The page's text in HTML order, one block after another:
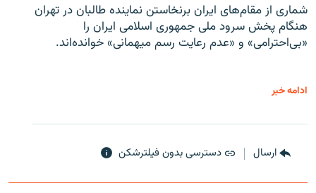
شماری از مقام‌های ایران برنخاستن نماینده طالبان در تهران
هنگام پخش سرود ملی جمهوری اسلامی ایران را
«بی‌احترامی» و «عدم رعایت رسم میهمانی» خوانده‌اند.
ادامه خبر
ارسال دسترسی بدون فیلترشکن